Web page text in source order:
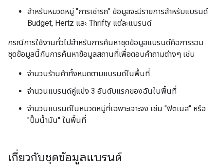
สำหรับหมวดหมู่ "การเช่ารถ" ข้อมูลจะมีรายการสำหรับแบรนด์
Budget, Hertz และ Thrifty แต่ละแบรนด์
กรณีการใช้งานทั่วไปสำหรับการค้นหาชุดข้อมูลแบรนด์คือการรวม
ชุดข้อมูลนี้กับการค้นหาข้อมูลสถานที่เพื่อตอบคำถามต่างๆ เช่น
จำนวนร้านค้าทั้งหมดตามแบรนด์ในพื้นที่
จำนวนแบรนด์คู่แข่ง 3 อันดับแรกของฉันในพื้นที่
จำนวนแบรนด์ในหมวดหมู่ที่เฉพาะเจาะจง เช่น "ฟิตเนส" หรือ
"ปั๊มน้ำมัน" ในพื้นที่
เกี่ยวกับชุดข้อมูลแบรนด์